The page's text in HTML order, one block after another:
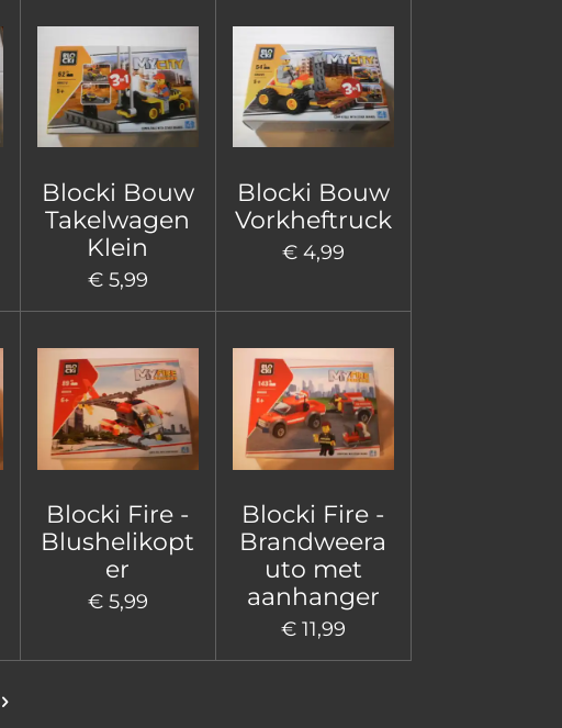
Blocki Bouw
Takelwagen
Klein
€ 5,99
Blocki Bouw
Vorkheftruck
€ 4,99
Blocki Fire -
Blushelikopt
er
€ 5,99
Blocki Fire -
Brandweera
uto met
aanhanger
€ 11,99